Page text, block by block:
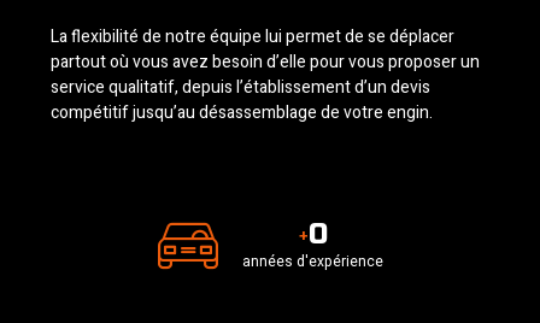
La flexibilité de notre équipe lui permet de se déplacer
partout où vous avez besoin d’elle pour vous proposer un
service qualitatif, depuis l’établissement d’un devis
compétitif jusqu’au désassemblage de votre engin.
+0
années d'expérience